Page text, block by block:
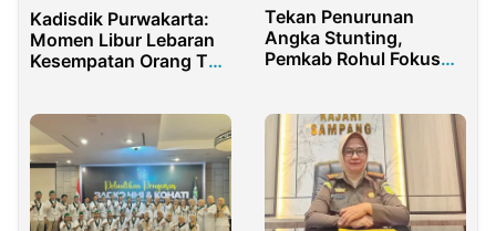
Kadisdik Purwakarta:
Momen Libur Lebaran
Kesempatan Orang Tua
Tekan Penurunan
Angka Stunting,
Pemkab Rohul Fokus
Paling Bawah